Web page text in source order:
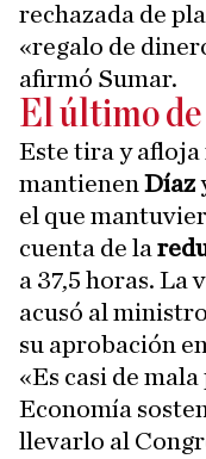
rechazada de
«regalo de
afirmó Sumar.
El último de
Este tira y afloja
mantienen Díaz
el que
cuenta de la
a 37,5 horas. La
acusó al
su aprobación
«Es casi de
Economía
llevarlo al